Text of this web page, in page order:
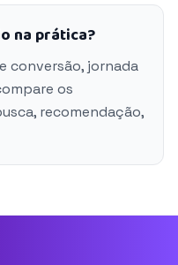
na prática?
conversão, jornada
os
recomendação,